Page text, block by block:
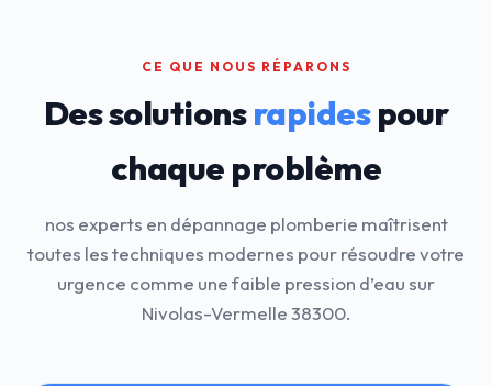
CE QUE NOUS RÉPARONS
Des solutionsrapidespour
chaque problème
nos experts en dépannage plomberie maîtrisent
toutes les techniques modernes pour résoudre votre
urgence comme une faible pression d’eau sur
Nivolas-Vermelle 38300.